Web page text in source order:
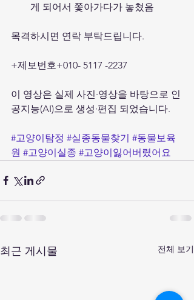
게 되어서 쫓아가다가 놓쳤음
목격하시면 연락 부탁드립니다.
+제보번호+010- 5117 -2237
이 영상은 실제 사진·영상을 바탕으로 인
공지능(AI)으로 생성·편집 되었습니다.
#고양이탐정 #실종동물찾기 #동물보육
원 #고양이실종 #고양이잃어버렸어요
최근 게시물 전체 보기